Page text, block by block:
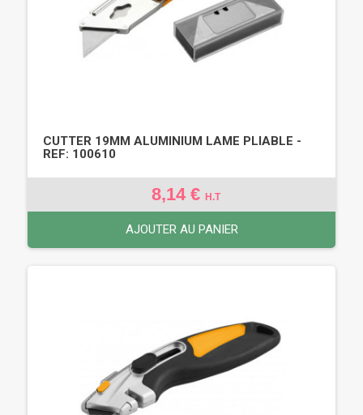
CUTTER 19MM ALUMINIUM LAME PLIABLE -
REF: 100610
8,14 € H.T
AJOUTER AU PANIER